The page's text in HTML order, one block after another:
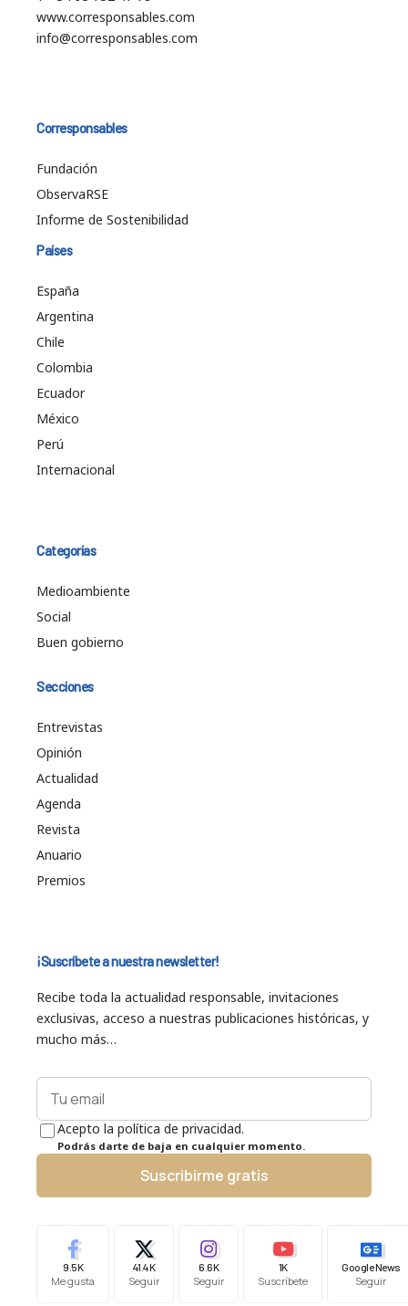
www.corresponsables.com
info@corresponsables.com
Corresponsables
Fundación
ObservaRSE
Informe de Sostenibilidad
Países
España
Argentina
Chile
Colombia
Ecuador
México
Perú
Internacional
Categorías
Medioambiente
Social
Buen gobierno
Secciones
Entrevistas
Opinión
Actualidad
Agenda
Revista
Anuario
Premios
¡Suscríbete a nuestra newsletter!
Recibe toda la actualidad responsable, invitaciones
exclusivas, acceso a nuestras publicaciones históricas, y
mucho más…
Acepto la política de privacidad.
Podrás darte de baja en cualquier momento.
Suscribirme gratis
9.5K
Me gusta
41.4K
Seguir
6.6K
Seguir
1K
Suscríbete
Google News
Seguir